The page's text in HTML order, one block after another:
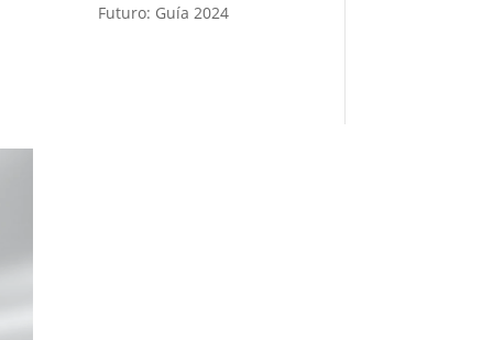
Futuro: Guía 2024